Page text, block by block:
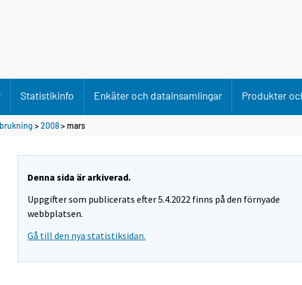
Statistikinfo Enkäter och datainsamlingar Produkter
>2008> mars
Denna sida är arkiverad.
Uppgifter som publicerats efter 5.4.2022 finns på den förnyade
webbplatsen.
Gå till den nya statistiksidan.